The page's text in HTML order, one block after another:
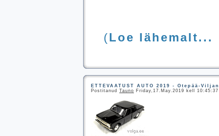
(Loe lähemalt...
ETTEVAATUST AUTO 2019 - Otepää-
Postitanud Tauno Friday,17.May.2019 kell